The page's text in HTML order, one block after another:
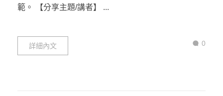
範。 【分享主題/講者】 ...
詳細內文 0